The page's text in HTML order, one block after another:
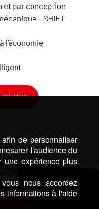
et par conception
– SHIFT
l’économie
DEVIS
de personnaliser
l'audience du
une expérience plus
nous accordez
informations à l'aide